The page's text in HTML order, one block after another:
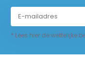
* Lees hier de wettelijke